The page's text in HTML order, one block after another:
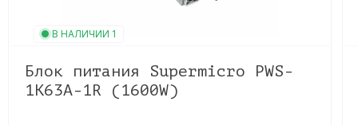
В НАЛИЧИИ 1
Блок питания Supermicro PWS-
1K63A-1R (1600W)